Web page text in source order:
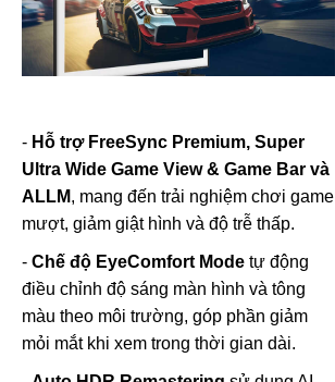
- Hỗ trợ FreeSync Premium, Super
Ultra Wide Game View & Game Bar và
ALLM, mang đến trải nghiệm chơi game
mượt, giảm giật hình và độ trễ thấp.
- Chế độ EyeComfort Mode tự động
điều chỉnh độ sáng màn hình và tông
màu theo môi trường, góp phần giảm
mỏi mắt khi xem trong thời gian dài.